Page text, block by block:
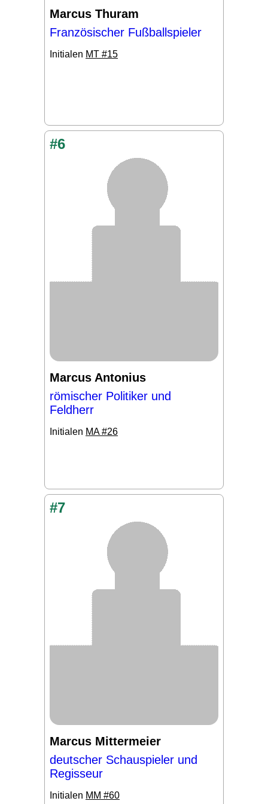
Marcus Thuram
Französischer Fußballspieler
Initialen MT #15
#6
Marcus Antonius
römischer Politiker und
Feldherr
Initialen MA #26
#7
Marcus Mittermeier
deutscher Schauspieler und
Regisseur
Initialen MM #60